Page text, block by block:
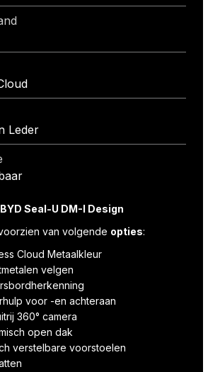
Leder
BYD Seal-U DM-I Design
van volgende opties:
Cloud Metaalkleur
velgen
voor -en achteraan
360° camera
open dak
verstelbare voorstoelen